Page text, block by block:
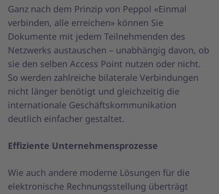
Ganz nach dem Prinzip von Peppol «Einmal
verbinden, alle erreichen» können Sie
Dokumente mit jedem Teilnehmenden des
Netzwerks austauschen – unabhängig davon, ob
sie den selben Access Point nutzen oder nicht.
So werden zahlreiche bilaterale Verbindungen
nicht länger benötigt und gleichzeitig die
internationale Geschäftskommunikation
deutlich einfacher gestaltet.
Effiziente Unternehmensprozesse
Wie auch andere moderne Lösungen für die
elektronische Rechnungsstellung überträgt